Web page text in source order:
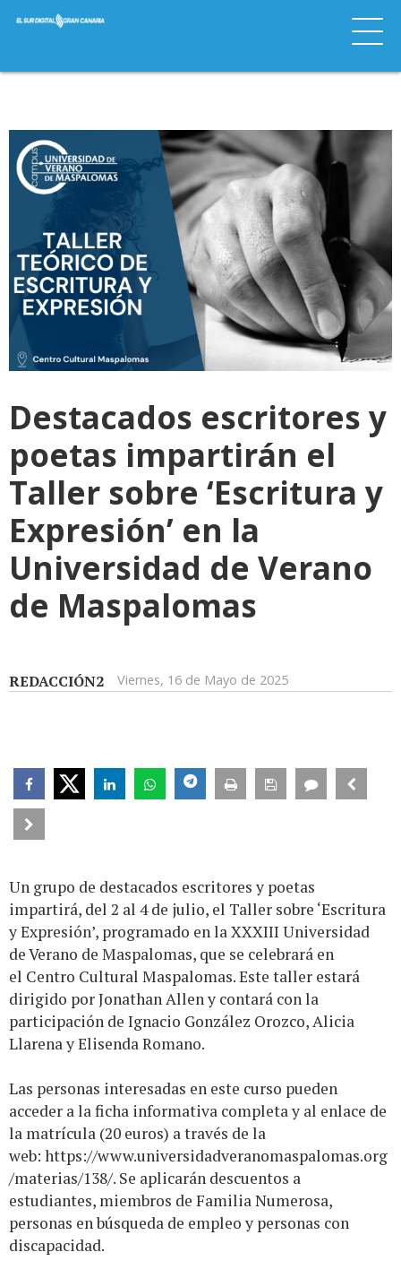
Destacados escritores y
poetas impartirán el
Taller sobre ‘Escritura y
Expresión’ en la
Universidad de Verano
de Maspalomas
REDACCIÓN2 Viernes, 16 de Mayo de 2025
Un grupo de destacados escritores y poetas
impartirá, del 2 al 4 de julio, el Taller sobre ‘Escritura
y Expresión’, programado en la XXXIII Universidad
de Verano de Maspalomas, que se celebrará en
el Centro Cultural Maspalomas. Este taller estará
dirigido por Jonathan Allen y contará con la
participación de Ignacio González Orozco, Alicia
Llarena y Elisenda Romano.
Las personas interesadas en este curso pueden
acceder a la ficha informativa completa y al enlace de
la matrícula (20 euros) a través de la
web: https://www.universidadveranomaspalomas.org
/materias/138/. Se aplicarán descuentos a
estudiantes, miembros de Familia Numerosa,
personas en búsqueda de empleo y personas con
discapacidad.